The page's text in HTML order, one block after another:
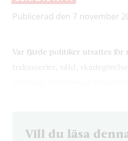
Publicerad den 7 november
Var fjärde politiker utsattes för
trakasserier, våld,
Vill du läsa